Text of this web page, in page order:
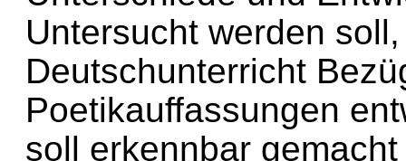
Untersucht werden
Deutschunterricht
Poetikauffassungen
soll erkennbar